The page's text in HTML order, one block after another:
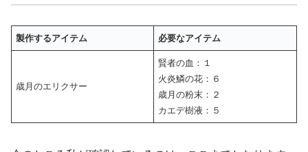
製作するアイテム 必要なアイテム
歳月のエリクサー
賢者の血：１
火炎鱗の花：６
歳月の粉末：２
カエデ樹液：５